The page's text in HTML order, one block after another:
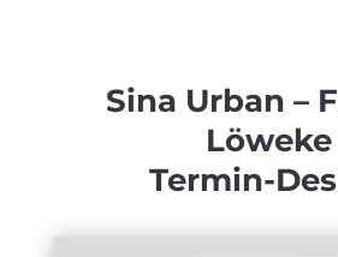
Sina Urban –
Löweke
Termin-